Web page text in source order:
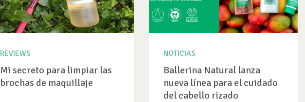
REVIEWS
Mi secreto para limpiar las
brochas de maquillaje
NOTICIAS
Ballerina Natural lanza
nueva línea para el cuidado
del cabello rizado